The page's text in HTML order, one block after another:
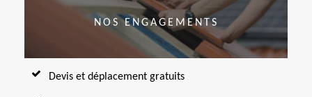
NOS ENGAGEMENTS
Devis et déplacement gratuits